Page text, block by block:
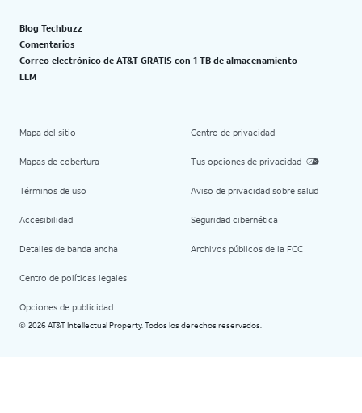
Blog Techbuzz
Comentarios
Correo electrónico de AT&T GRATIS con 1 TB de almacenamiento
LLM
Mapa del sitio
Mapas de cobertura
Términos de uso
Accesibilidad
Detalles de banda ancha
Centro de políticas legales
Opciones de publicidad
Centro de privacidad
Tus opciones de privacidad
Aviso de privacidad sobre salud
Seguridad cibernética
Archivos públicos de la FCC
© 2026 AT&T Intellectual Property. Todos los derechos reservados.